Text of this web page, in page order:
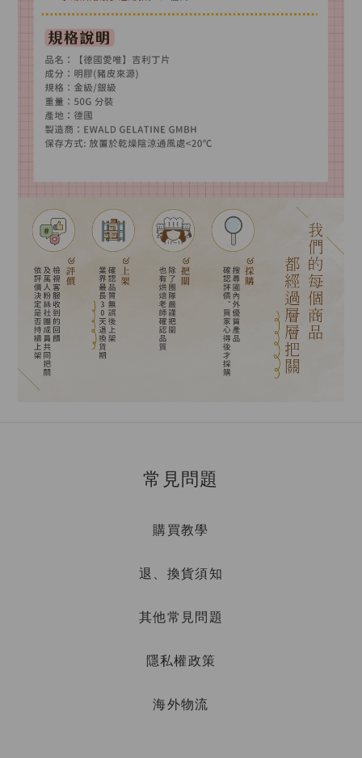
常見問題
購買教學
退、換貨須知
其他常見問題
隱私權政策
海外物流